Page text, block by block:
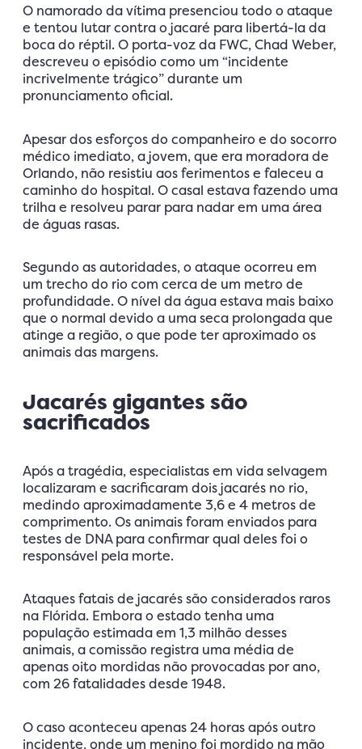
O namorado da vítima presenciou todo o ataque
e tentou lutar contra o jacaré para libertá-la da
boca do réptil. O porta-voz da FWC, Chad Weber,
descreveu o episódio como um “incidente
incrivelmente trágico” durante um
pronunciamento oficial.
Apesar dos esforços do companheiro e do socorro
médico imediato, a jovem, que era moradora de
Orlando, não resistiu aos ferimentos e faleceu a
caminho do hospital. O casal estava fazendo uma
trilha e resolveu parar para nadar em uma área
de águas rasas.
Segundo as autoridades, o ataque ocorreu em
um trecho do rio com cerca de um metro de
profundidade. O nível da água estava mais baixo
que o normal devido a uma seca prolongada que
atinge a região, o que pode ter aproximado os
animais das margens.
Jacarés gigantes são
sacrificados
Após a tragédia, especialistas em vida selvagem
localizaram e sacrificaram dois jacarés no rio,
medindo aproximadamente 3,6 e 4 metros de
comprimento. Os animais foram enviados para
testes de DNA para confirmar qual deles foi o
responsável pela morte.
Ataques fatais de jacarés são considerados raros
na Flórida. Embora o estado tenha uma
população estimada em 1,3 milhão desses
animais, a comissão registra uma média de
apenas oito mordidas não provocadas por ano,
com 26 fatalidades desde 1948.
O caso aconteceu apenas 24 horas após outro
incidente, onde um menino foi mordido na mão